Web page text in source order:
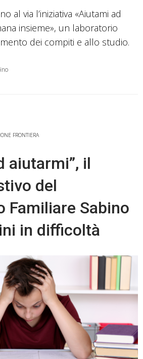
al via l’iniziativa «Aiutami ad
insieme», un laboratorio
dei compiti e allo studio.
FRONTIERA
aiutarmi”, il
del
Familiare Sabino
in difficoltà